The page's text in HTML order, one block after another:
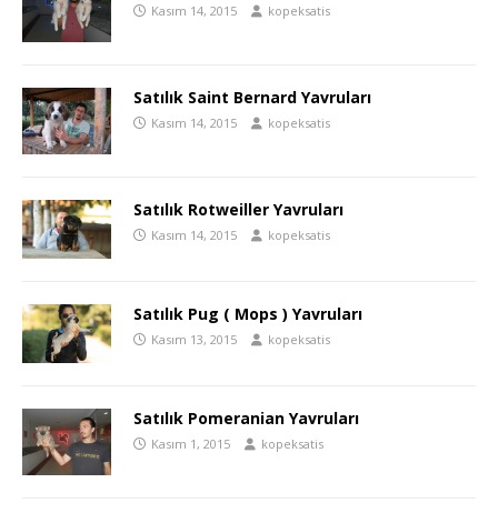
Kasım 14, 2015 kopeksatis
Satılık Saint Bernard Yavruları
Kasım 14, 2015 kopeksatis
Satılık Rotweiller Yavruları
Kasım 14, 2015 kopeksatis
Satılık Pug ( Mops ) Yavruları
Kasım 13, 2015 kopeksatis
Satılık Pomeranian Yavruları
Kasım 1, 2015 kopeksatis